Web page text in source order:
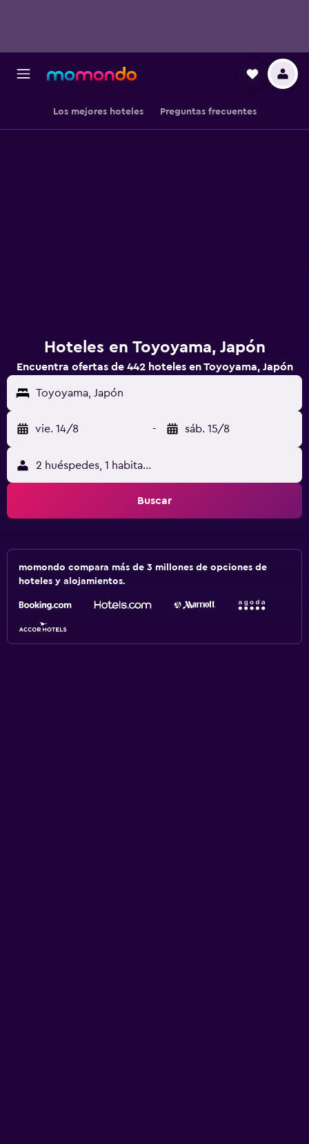
Los mejores hoteles Preguntas frecuentes
Hoteles en Toyoyama, Japón
Encuentra ofertas de 442 hoteles en Toyoyama, Japón
Toyoyama, Japón
vie. 14/8 - sáb. 15/8
2 huéspedes, 1 habitación
Buscar
momondo compara más de 3 millones de opciones de
hoteles y alojamientos.